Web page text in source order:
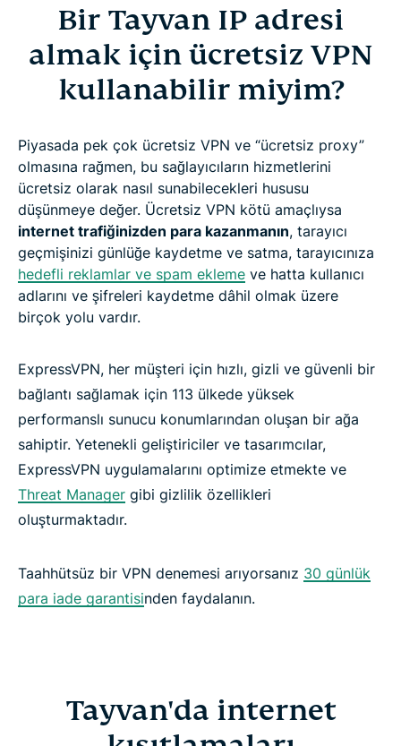
Bir Tayvan IP adresi
almak için ücretsiz VPN
kullanabilir miyim?
Piyasada pek çok ücretsiz VPN ve “ücretsiz proxy”
olmasına rağmen, bu sağlayıcıların hizmetlerini
ücretsiz olarak nasıl sunabilecekleri hususu
düşünmeye değer. Ücretsiz VPN kötü amaçlıysa
internet trafiğinizden para kazanmanın, tarayıcı
geçmişinizi günlüğe kaydetme ve satma, tarayıcınıza
hedefli reklamlar ve spam ekleme ve hatta kullanıcı
adlarını ve şifreleri kaydetme dâhil olmak üzere
birçok yolu vardır.
ExpressVPN, her müşteri için hızlı, gizli ve güvenli bir
bağlantı sağlamak için 113 ülkede yüksek
performanslı sunucu konumlarından oluşan bir ağa
sahiptir. Yetenekli geliştiriciler ve tasarımcılar,
ExpressVPN uygulamalarını optimize etmekte ve
Threat Manager gibi gizlilik özellikleri
oluşturmaktadır.
Taahhütsüz bir VPN denemesi arıyorsanız 30 günlük
para iade garantisinden faydalanın.
Tayvan'da internet